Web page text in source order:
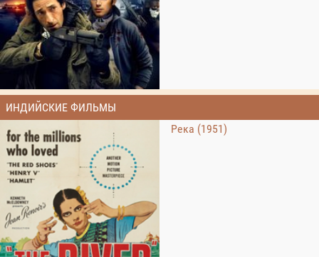
ИНДИЙСКИЕ ФИЛЬМЫ
Река (1951)